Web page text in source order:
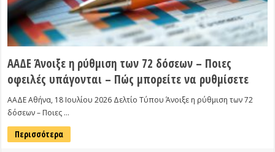
ΑΑΔΕ Άνοιξε η ρύθμιση των 72 δόσεων – Ποιες
οφειλές υπάγονται – Πώς μπορείτε να ρυθμίσετε
ΑΑΔΕ Αθήνα, 18 Ιουλίου 2026 Δελτίο Τύπου Άνοιξε η ρύθμιση των 72
δόσεων – Ποιες …
Περισσότερα